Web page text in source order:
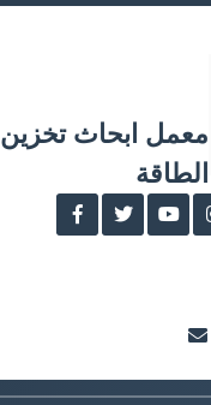
معمل ابحاث تخزين
الطاقة